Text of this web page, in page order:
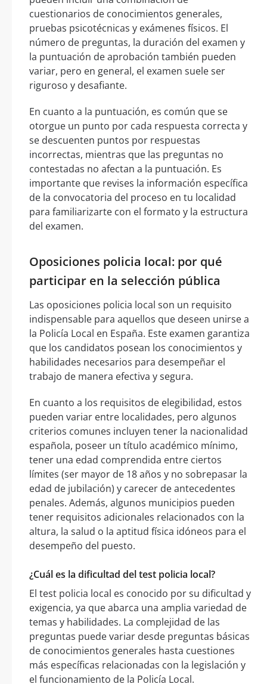
cuestionarios de conocimientos generales,
pruebas psicotécnicas y exámenes físicos. El
número de preguntas, la duración del examen y
la puntuación de aprobación también pueden
variar, pero en general, el examen suele ser
riguroso y desafiante.
En cuanto a la puntuación, es común que se
otorgue un punto por cada respuesta correcta y
se descuenten puntos por respuestas
incorrectas, mientras que las preguntas no
contestadas no afectan a la puntuación. Es
importante que revises la información específica
de la convocatoria del proceso en tu localidad
para familiarizarte con el formato y la estructura
del examen.
Oposiciones policia local: por qué
participar en la selección pública
Las oposiciones policia local son un requisito
indispensable para aquellos que deseen unirse a
la Policía Local en España. Este examen garantiza
que los candidatos posean los conocimientos y
habilidades necesarios para desempeñar el
trabajo de manera efectiva y segura.
En cuanto a los requisitos de elegibilidad, estos
pueden variar entre localidades, pero algunos
criterios comunes incluyen tener la nacionalidad
española, poseer un título académico mínimo,
tener una edad comprendida entre ciertos
límites (ser mayor de 18 años y no sobrepasar la
edad de jubilación) y carecer de antecedentes
penales. Además, algunos municipios pueden
tener requisitos adicionales relacionados con la
altura, la salud o la aptitud física idóneos para el
desempeño del puesto.
¿Cuál es la dificultad del test policia local?
El test policia local es conocido por su dificultad y
exigencia, ya que abarca una amplia variedad de
temas y habilidades. La complejidad de las
preguntas puede variar desde preguntas básicas
de conocimientos generales hasta cuestiones
más específicas relacionadas con la legislación y
el funcionamiento de la Policía Local.